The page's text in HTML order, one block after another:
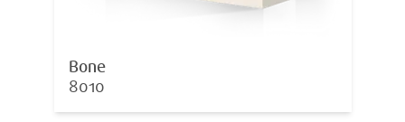
Bone
8010